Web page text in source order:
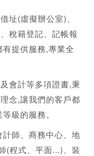
址(虛擬辦公室)、
稅籍登記、記帳報
提供服務,專業全
會計等多項證書,秉
念,讓我們的客戶都
級的服務。
師、商務中心、地
(程式、平面...)、裝